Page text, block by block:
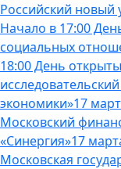
Российский новый
Начало в 17:00
социальных
18:00 День
экономики»17
Московский
«Синергия»17
Московская